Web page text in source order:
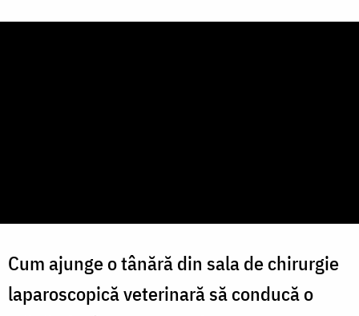
Cum ajunge o tânără din sala de chirurgie
laparoscopică veterinară să conducă o